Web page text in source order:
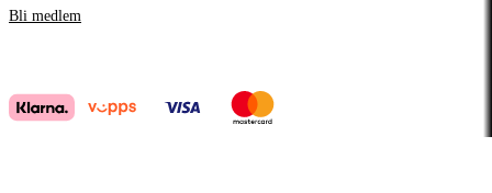
Bli medlem